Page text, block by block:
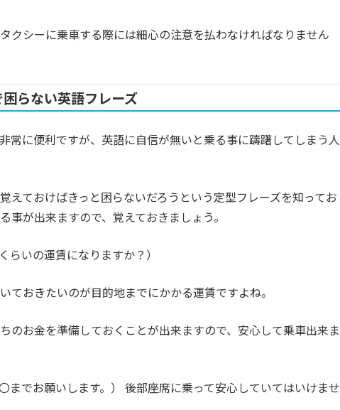
クシーに乗車する際には細心の注意を払わなければなりません
らない英語フレーズ
常に便利ですが、英語に自信が無いと乗る事に躊躇してしまう人
えておけばきっと困らないだろうという定型フレーズを知ってお
事が出来ますので、覚えておきましょう。
いの運賃になりますか？）
ておきたいのが目的地までにかかる運賃ですよね。
のお金を準備しておくことが出来ますので、安心して乗車出来ま
でお願いします。） 後部座席に乗って安心していてはいけませ